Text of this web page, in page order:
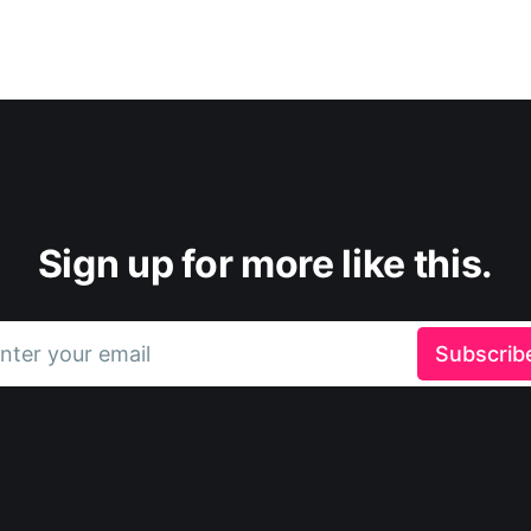
Sign up for more like this.
your email